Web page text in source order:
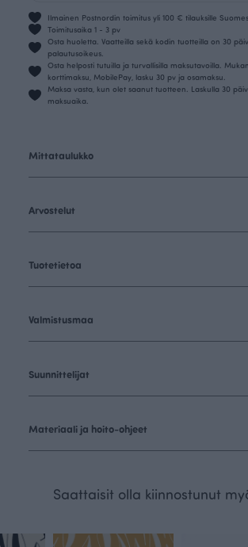
Ilmainen Postnordin toimitus yli 100 € tilauksille
Toimitusaika 1 - 3 pv
Osta huoletta. Vaatteilla sekä kodin tuotteilla on 30
palautusoikeus.
Osta helposti tutuilla ja turvallisilla maksutavoilla.
korttimaksu, MobilePay, lasku 30 pv ja osamaksu.
Maksa vasta, kun olet saanut tuotteen. Laskulla 30
maksuaika.
Mittataulukko
Arvostelut
Tuotetietoa
Valmistusmaa
Suunnittelijat
Materiaali ja hoito-ohjeet
Saattaisit olla kiinnostunut